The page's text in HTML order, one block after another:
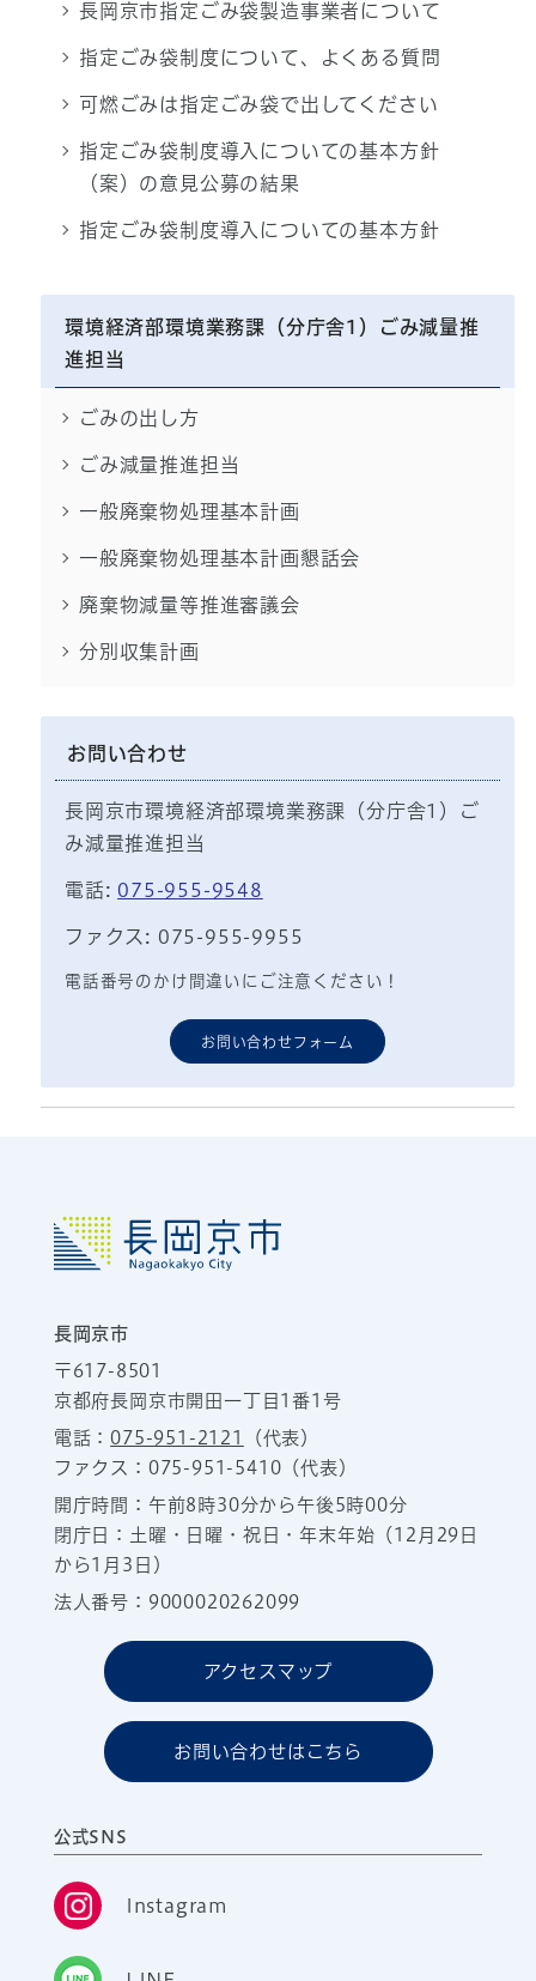
長岡京市指定ごみ袋製造事業者について
指定ごみ袋制度について、よくある質問
可燃ごみは指定ごみ袋で出してください
指定ごみ袋制度導入についての基本方針
（案）の意見公募の結果
指定ごみ袋制度導入についての基本方針
環境経済部環境業務課（分庁舎1）ごみ減量推
進担当
ごみの出し方
ごみ減量推進担当
一般廃棄物処理基本計画
一般廃棄物処理基本計画懇話会
廃棄物減量等推進審議会
分別収集計画
お問い合わせ
長岡京市環境経済部環境業務課（分庁舎1）ご
み減量推進担当
電話: 075-955-9548
ファクス: 075-955-9955
電話番号のかけ間違いにご注意ください！
お問い合わせフォーム
長岡京市
〒617-8501
京都府長岡京市開田一丁目1番1号
電話：075-951-2121
（代表）
ファクス：075-951-5410（代表）
開庁時間：午前8時30分から午後5時00分
閉庁日：土曜・日曜・祝日・年末年始（12月29日
から1月3日）
法人番号：9000020262099
アクセスマップ
お問い合わせはこちら
公式SNS
Instagram